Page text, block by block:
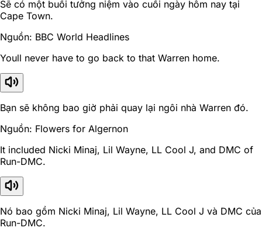
Sẽ có một buổi tưởng niệm vào cuối ngày hôm nay tại
Cape Town.
Nguồn: BBC World Headlines
Youll never have to go back to that Warren home.
Bạn sẽ không bao giờ phải quay lại ngôi nhà Warren đó.
Nguồn: Flowers for Algernon
It included Nicki Minaj, Lil Wayne, LL Cool J, and DMC of
Run-DMC.
Nó bao gồm Nicki Minaj, Lil Wayne, LL Cool J và DMC của
Run-DMC.